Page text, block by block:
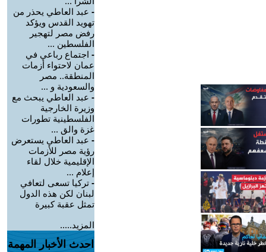
- عبد العاطي يحذر من
تهويد القدس ويؤكد
رفض مصر لتهجير
الفلسطين ...
- اجتماع رباعي في
عمان لاحتواء أزمات
المنطقة.. مصر
والسعودية و ...
- عبد العاطي يبحث مع
وزيرة الخارجية
الفلسطينية تطورات
غزة والق ...
- عبد العاطي يستعرض
رؤية مصر للأزمات
الإقليمية خلال لقاء
إعلام ...
- تركيا تسعى لتعافي
لبنان لكن هذه الدول
تمثل عقبة كبيرة
المزيد.....
احدث الأخبار المهمة